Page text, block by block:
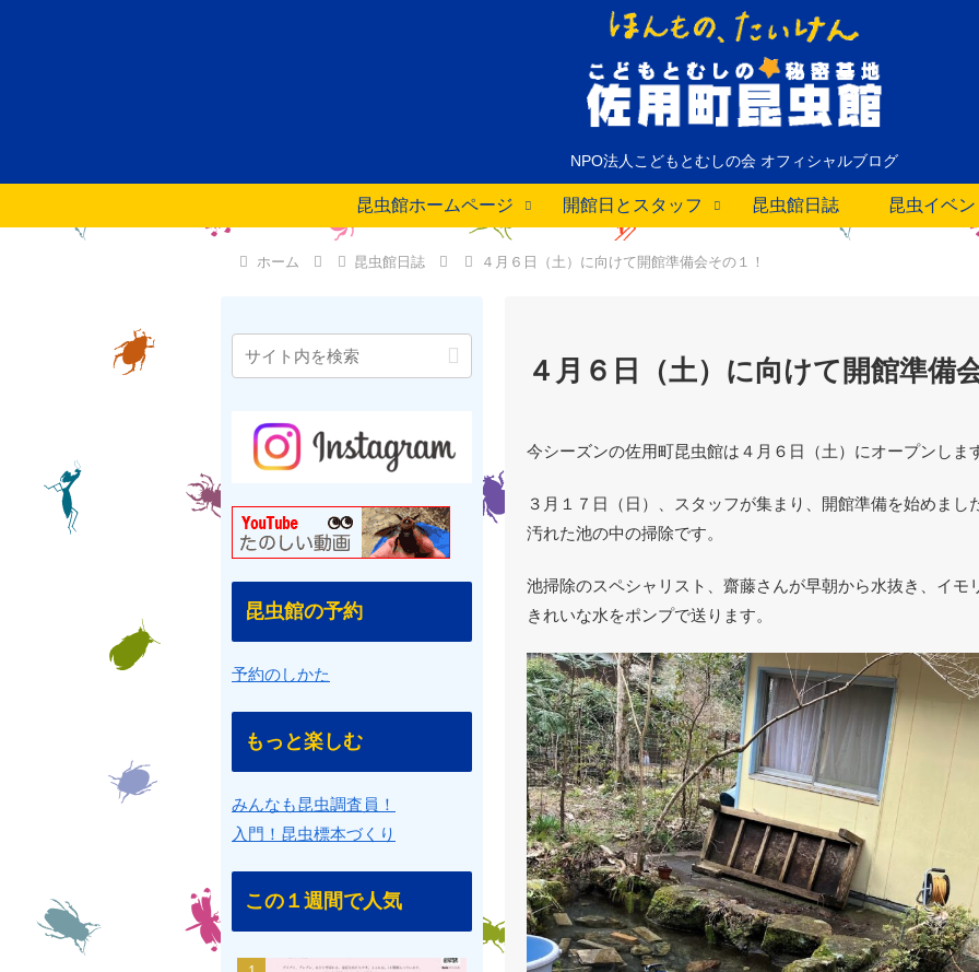
NPO法人こどもとむしの会 オフィシャルブログ
昆虫館ホームページ 開館日とスタッフ 昆虫館日誌 昆虫イベン
ホーム 昆虫館日誌 ４月６日（土）に向けて開館準備会その１！
４月６日（土）に向けて開館準備
今シーズンの佐用町昆虫館は４月６日（土）にオープンしま
３月１７日（日）、スタッフが集まり、開館準備を始めま
汚れた池の中の掃除です。
池掃除のスペシャリスト、齋藤さんが早朝から水抜き、イモ
きれいな水をポンプで送ります。
昆虫館の予約
予約のしかた
もっと楽しむ
みんなも昆虫調査員！
入門！昆虫標本づくり
この１週間で人気